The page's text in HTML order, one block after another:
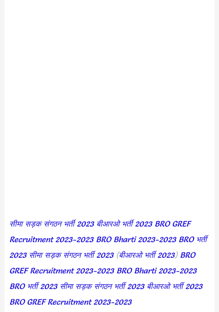
सीमा सड़क संगठन भर्ती 2023 बीआरओ भर्ती 2023 BRO GREF
Recruitment 2023-2023 BRO Bharti 2023-2023 BRO भर्ती
2023 सीमा सड़क संगठन भर्ती 2023(बीआरओ भर्ती 2023) BRO
GREF Recruitment 2023-2023 BRO Bharti 2023-2023
BRO भर्ती 2023 सीमा सड़क संगठन भर्ती 2023 बीआरओ भर्ती 2023
BRO GREF Recruitment 2023-2023